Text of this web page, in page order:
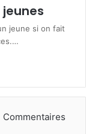
jeune si on fait
Commentaires